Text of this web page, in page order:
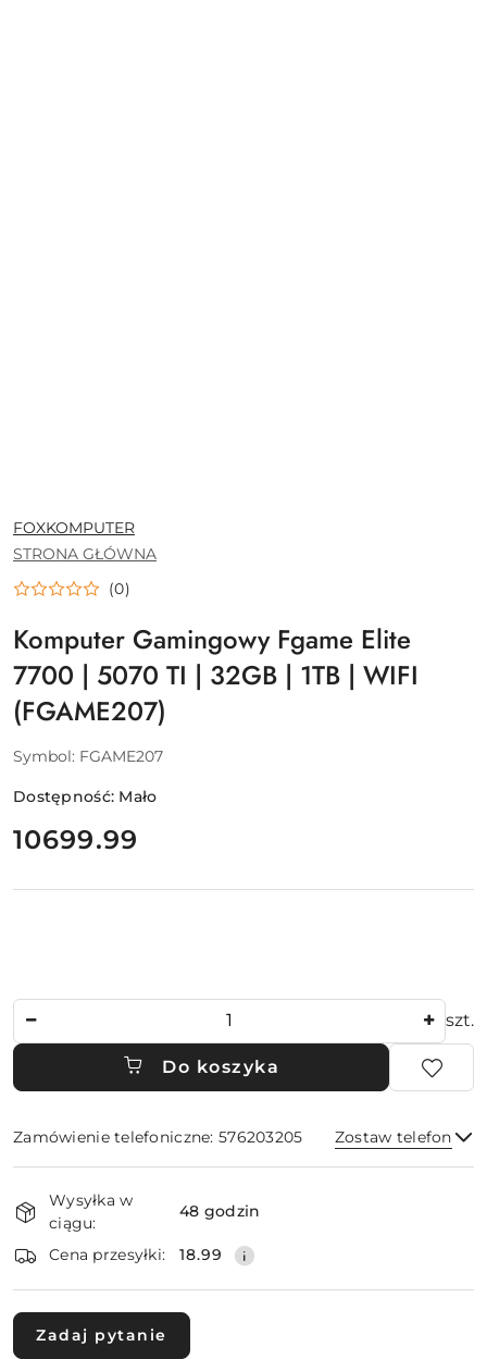
NAZWA
PRODUCENTA:
FOXKOMPUTER
STRONA GŁÓWNA
(0)
Komputer Gamingowy Fgame Elite
7700 | 5070 TI | 32GB | 1TB | WIFI
(FGAME207)
Symbol: FGAME207
Dostępność: Mało
cena:
10699.99
szt.
Do koszyka
Zamówienie telefoniczne: 576203205 Zostaw telefon
Dostępność
i
dostawa
Wysyłka w
ciągu:
48 godzin
Cena przesyłki: 18.99
Zadaj pytanie